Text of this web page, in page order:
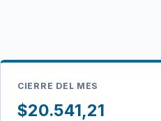
CIERRE DEL MES
$20.541,21